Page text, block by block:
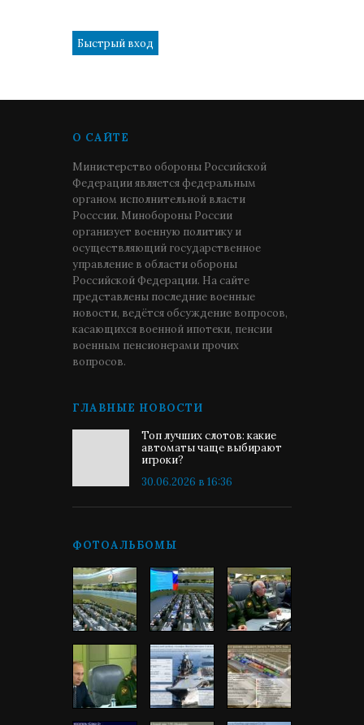
О САЙТЕ
Министерство обороны Российской
Федерации является федеральным
органом исполнительной власти
Росссии. Минобороны России
организует военную политику и
осуществляющий государственное
управление в области обороны
Российской Федерации. На сайте
представлены последние военные
новости, ведётся обсуждение вопросов,
касающихся военной ипотеки, пенсии
военным пенсионерами прочих
вопросов.
ГЛАВНЫЕ НОВОСТИ
Топ лучших слотов: какие
автоматы чаще выбирают
игроки?
30.06.2026 в 16:36
ФОТОАЛЬБОМЫ